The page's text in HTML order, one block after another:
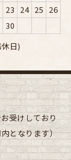
23 24 25
26
30
日)
受けしており
となります）